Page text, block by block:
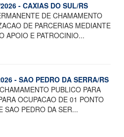
- CAXIAS DO SUL/RS
DE CHAMAMENTO
DE PARCERIAS MEDIANTE
APOIO E PATROCINIO...
- SAO PEDRO DA SERRA/RS
PUBLICO PARA
OCUPACAO DE 01 PONTO
SAO PEDRO DA SER...